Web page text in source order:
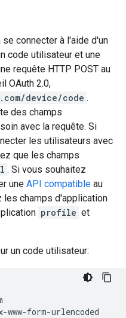
connecter à l'aide d'un
code utilisateur et une
requête HTTP POST au
OAuth 2.0,
device/code .
des champs
avec la requête. Si
les utilisateurs avec
que les champs
. Si vous souhaitez
une API compatible au
les champs d'application
profile et
un code utilisateur:
form-urlencoded